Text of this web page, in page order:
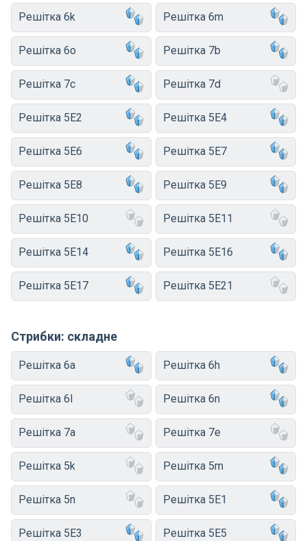
Решітка 6k Решітка 6m
Решітка 6o Решітка 7b
Решітка 7c Решітка 7d
Решітка 5E2 Решітка 5E4
Решітка 5E6 Решітка 5E7
Решітка 5E8 Решітка 5E9
Решітка 5E10 Решітка 5E11
Решітка 5E14 Решітка 5E16
Решітка 5E17 Решітка 5E21
Стрибки: складне
Решітка 6a Решітка 6h
Решітка 6l Решітка 6n
Решітка 7a Решітка 7e
Решітка 5k Решітка 5m
Решітка 5n Решітка 5E1
Решітка 5E3 Решітка 5E5